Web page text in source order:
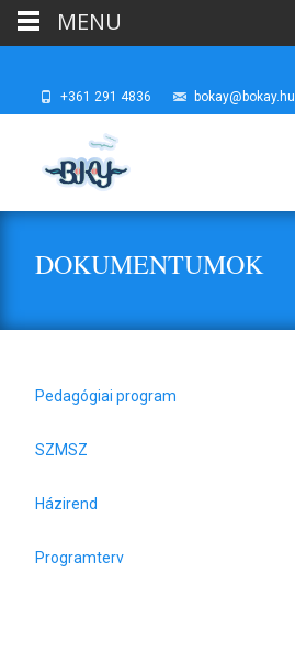
+361 291 4836 bokay@bokay.hu
DOKUMENTUMOK
Pedagógiai program
SZMSZ
Házirend
Programterv
MENU